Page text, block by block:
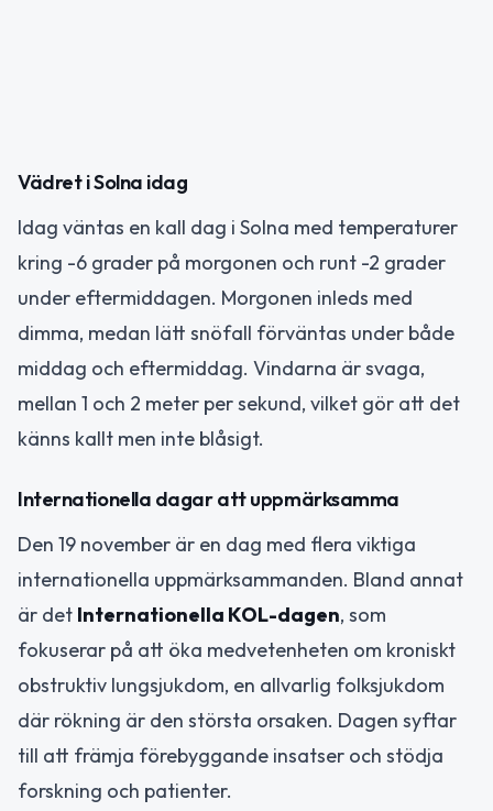
Vädret i Solna idag
Idag väntas en kall dag i Solna med temperaturer
kring -6 grader på morgonen och runt -2 grader
under eftermiddagen. Morgonen inleds med
dimma, medan lätt snöfall förväntas under både
middag och eftermiddag. Vindarna är svaga,
mellan 1 och 2 meter per sekund, vilket gör att det
känns kallt men inte blåsigt.
Internationella dagar att uppmärksamma
Den 19 november är en dag med flera viktiga
internationella uppmärksammanden. Bland annat
är det Internationella KOL-dagen, som
fokuserar på att öka medvetenheten om kroniskt
obstruktiv lungsjukdom, en allvarlig folksjukdom
där rökning är den största orsaken. Dagen syftar
till att främja förebyggande insatser och stödja
forskning och patienter.